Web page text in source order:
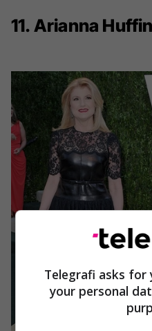
11. Arianna
Telegrafi asks for
your personal